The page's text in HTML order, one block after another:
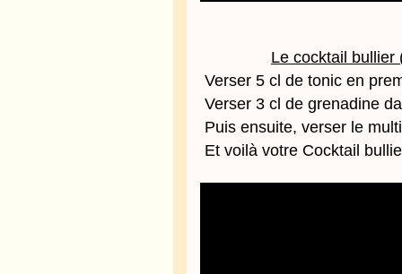
Le cocktail bullier
Verser 5 cl de tonic en
Verser 3 cl de grenadine
Puis ensuite, verser le
Et voilà votre Cocktail